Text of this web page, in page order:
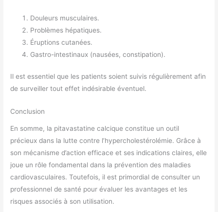
Douleurs musculaires.
Problèmes hépatiques.
Éruptions cutanées.
Gastro-intestinaux (nausées, constipation).
Il est essentiel que les patients soient suivis régulièrement afin
de surveiller tout effet indésirable éventuel.
Conclusion
En somme, la pitavastatine calcique constitue un outil
précieux dans la lutte contre l’hypercholestérolémie. Grâce à
son mécanisme d’action efficace et ses indications claires, elle
joue un rôle fondamental dans la prévention des maladies
cardiovasculaires. Toutefois, il est primordial de consulter un
professionnel de santé pour évaluer les avantages et les
risques associés à son utilisation.